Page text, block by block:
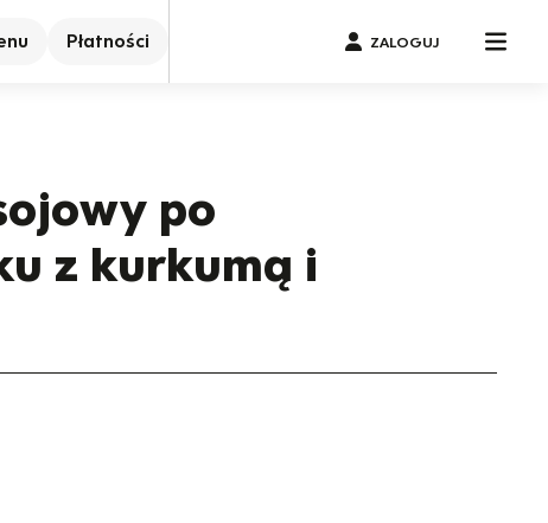
Płatności ZALOGUJ
po
z kurkumą i